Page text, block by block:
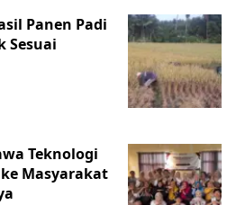
Panen Padi
Sesuai
Teknologi
Masyarakat